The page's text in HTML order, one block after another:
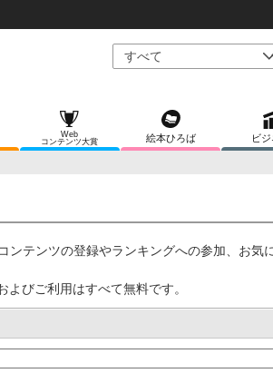
Web
コンテンツ大賞
絵本ひろば ビ
ンテンツの登録やランキングへの参加、お気
よびご利用はすべて無料です。